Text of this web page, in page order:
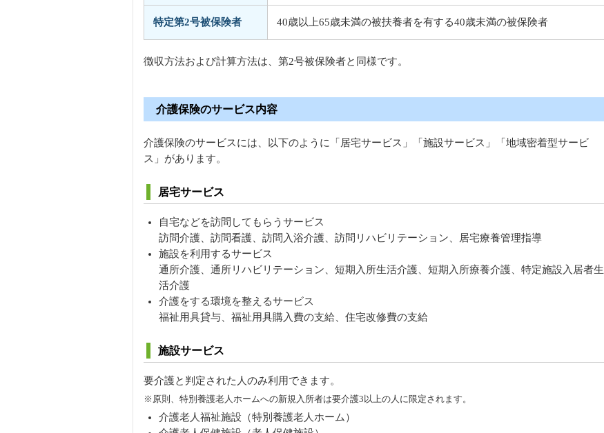
特定第2号被保険者 40歳以上65歳未満の被扶養者を有する40歳未満の被保険者
徴収方法および計算方法は、第2号被保険者と同様です。
介護保険のサービス内容
介護保険のサービスには、以下のように「居宅サービス」「施設サービス」「地域密着型サービ
ス」があります。
居宅サービス
自宅などを訪問してもらうサービス
訪問介護、訪問看護、訪問入浴介護、訪問リハビリテーション、居宅療養管理指導
施設を利用するサービス
通所介護、通所リハビリテーション、短期入所生活介護、短期入所療養介護、特定施設入居者生
活介護
介護をする環境を整えるサービス
福祉用具貸与、福祉用具購入費の支給、住宅改修費の支給
施設サービス
要介護と判定された人のみ利用できます。
※原則、特別養護老人ホームへの新規入所者は要介護3以上の人に限定されます。
介護老人福祉施設（特別養護老人ホーム）